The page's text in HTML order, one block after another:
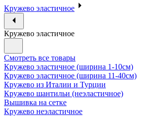
Кружево эластичное
Кружево эластичное
Смотреть все товары
Кружево эластичное (ширина 1-10см)
Кружево эластичное (ширина 11-40см)
Кружево из Италии и Турции
Кружево шантильи (неэластичное)
Вышивка на сетке
Кружево неэластичное